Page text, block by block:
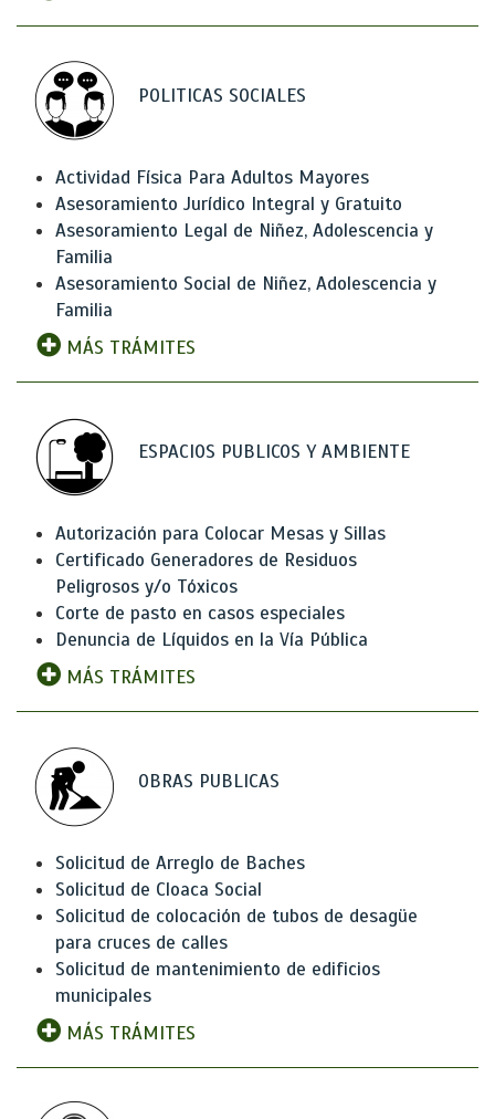
POLITICAS SOCIALES
Actividad Física Para Adultos Mayores
Asesoramiento Jurídico Integral y Gratuito
Asesoramiento Legal de Niñez, Adolescencia y
Familia
Asesoramiento Social de Niñez, Adolescencia y
Familia
MÁS TRÁMITES
ESPACIOS PUBLICOS Y AMBIENTE
Autorización para Colocar Mesas y Sillas
Certificado Generadores de Residuos
Peligrosos y/o Tóxicos
Corte de pasto en casos especiales
Denuncia de Líquidos en la Vía Pública
MÁS TRÁMITES
OBRAS PUBLICAS
Solicitud de Arreglo de Baches
Solicitud de Cloaca Social
Solicitud de colocación de tubos de desagüe
para cruces de calles
Solicitud de mantenimiento de edificios
municipales
MÁS TRÁMITES